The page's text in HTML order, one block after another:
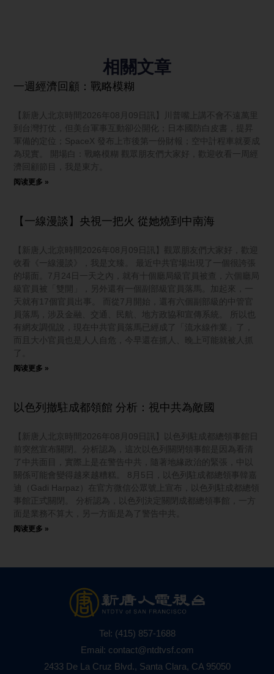
相關文章
一週經濟回顧：戰略模糊
【新唐人北京時間2026年08月09日訊】川普嘴上講不會不遠萬里
到台灣打仗，但美台軍事互動卻公開化；日本國防白皮書，提昇
軍備的定位；SpaceX 發布上市後第一份財報；空中計程車就要成
為現實。 開場白：戰略模糊 觀眾朋友們大家好，歡迎收看一周經
濟回顧節目，我是東方。
阅读更多 »
【一線漫談】央視一把火 從她燒到中南海
【新唐人北京時間2026年08月09日訊】觀眾朋友們大家好，歡迎
收看《一線漫談》，我是文臻。 最近中共官場出現了一個很誇張
的場面。7月24日一天之內，就有十個廳局級官員被查，六個廳局
級官員被「雙開」，另外還有一個副部級官員落馬。加起來，一
天就有17個官員出事。 而從7月開始，還有六個副部級的中管官
員落馬，涉及金融、交通、民航、地方政協和宣傳系統。 所以也
有網友調侃說，現在中共官員落馬已經成了「流水線作業」了，
而且大小官員也是人人自危，今早還在抓人、晚上可能就被人抓
了。
阅读更多 »
以色列撤駐成都領館 分析：視中共為敵國
【新唐人北京時間2026年08月09日訊】以色列駐成都總領事館日
前突然宣布關閉。分析認為，這次以色列關閉領事館是因為看清
了中共面目，實際上是在警告中共，隨著地緣政治的緊張，中以
關係可能會變得越來越糟糕。 8月5日，以色列駐成都總領事韓嘉
迪（Gadi Harpaz）在官方微信公眾號上宣布，以色列駐成都總領
事館正式關閉。 分析認為，以色列決定關閉成都總領事館，一方
面是業務不算大，另一方面是為了警告中共。
阅读更多 »
Tel: (415) 857-1688
Email: contact@ntdtvsf.com
2433 De La Cruz Blvd., Santa Clara, CA 95050